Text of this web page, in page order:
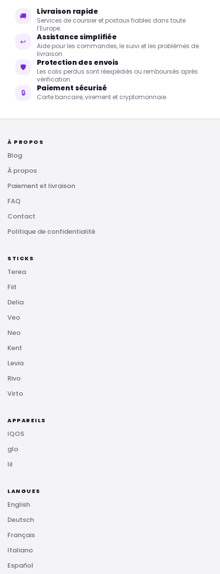
🚚 Livraison rapide
Services de coursier et postaux fiables dans toute
l’Europe.
↩ Assistance simplifiée
Aide pour les commandes, le suivi et les problèmes de
livraison.
🛡 Protection des envois
Les colis perdus sont réexpédiés ou remboursés après
vérification.
🔒 Paiement sécurisé
Carte bancaire, virement et cryptomonnaie.
À PROPOS
Blog
À propos
Paiement et livraison
FAQ
Contact
Politique de confidentialité
STICKS
Terea
Fiit
Delia
Veo
Neo
Kent
Levia
Rivo
Virto
APPAREILS
IQOS
glo
lil
LANGUES
English
Deutsch
Français
Italiano
Español